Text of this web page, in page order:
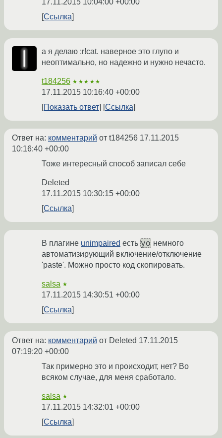
17.11.2015 10:04:00 +00:00
Ссылка
а я делаю :r!cat. наверное это глупо и
неоптимально, но надежно и нужно нечасто.
t184256 ★★★★★
17.11.2015 10:16:40 +00:00
Показать ответ
Ссылка
Ответ на: комментарий от t184256 17.11.2015
10:16:40 +00:00
Тоже интересный способ записал себе
Deleted
17.11.2015 10:30:15 +00:00
Ссылка
В плагине unimpaired есть yo немного
автоматизирующий включение/отключение
'paste'. Можно просто код скопировать.
salsa ★
17.11.2015 14:30:51 +00:00
Ссылка
Ответ на: комментарий от Deleted 17.11.2015
07:19:20 +00:00
Так примерно это и происходит, нет? Во
всяком случае, для меня сработало.
salsa ★
17.11.2015 14:32:01 +00:00
Ссылка